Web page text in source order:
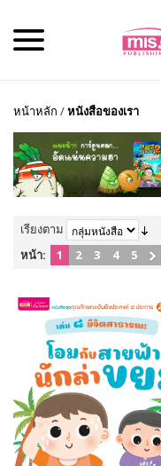
หน้าหลัก /หนังสือของเรา
เรียงตาม
หน้า:
1 2 3 4 5